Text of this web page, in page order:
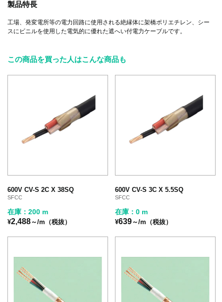
製品特長
工場、発変電所等の電力回路に使用される絶縁体に架橋ポリエチレン、シー
スにビニルを使用した電気的に優れた遮へい付電力ケーブルです。
この商品を買った人はこんな商品も
600V CV-S 2C X 38SQ
SFCC
在庫：200 m
¥2,488～/m（税抜）
600V CV-S 3C X 5.5SQ
SFCC
在庫：0 m
¥639～/m（税抜）